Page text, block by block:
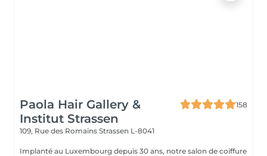
Paola Hair Gallery &
Institut Strassen
158
109, Rue des Romains Strassen L-8041
Implanté au Luxembourg depuis 30 ans, notre salon de coiffure